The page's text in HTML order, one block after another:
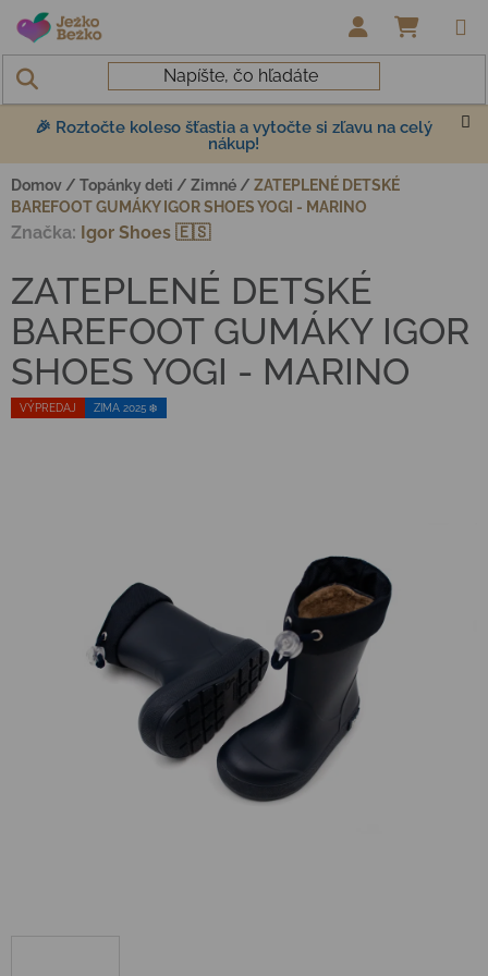
Prejsť na obsah
🎉 Roztočte koleso šťastia a vytočte si zľavu na celý
nákup!
Domov / Topánky deti / Zimné / ZATEPLENÉ DETSKÉ
BAREFOOT GUMÁKY IGOR SHOES YOGI - MARINO
VÝPREDAJ ZIMA 2025 ❄️
ZATEPLENÉ DETSKÉ
BAREFOOT GUMÁKY IGOR
SHOES YOGI - MARINO
Značka: Igor Shoes 🇪🇸